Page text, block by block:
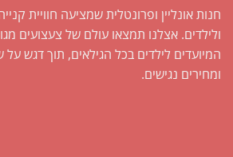
חנות אונליין ופרונטלית שמציעה חוויית
ולילדים. אצלנו תמצאו עולם של צעצועים
המיועדים לילדים בכל הגילאים, תוך דגש על
ומחירים נגישים.